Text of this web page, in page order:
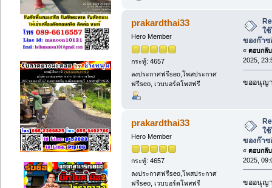
prakardthai33
Hero Member
กระทู้: 4657
ลงประกาศฟรีseo,โพสประกาศ
ฟรีseo, เวบบอร์ดโพสฟรี
ใ
ของก๊าซ
« ตอบกลั
2025,
ขออนุญ
prakardthai33
Hero Member
กระทู้: 4657
ลงประกาศฟรีseo,โพสประกาศ
ฟรีseo, เวบบอร์ดโพสฟรี
ใ
ของก๊าซ
« ตอบกลั
2025,
ขออนุญ